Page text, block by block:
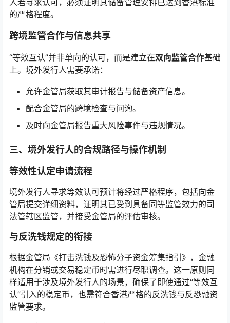
人若寻求认可，必须证明其储备管理安排已达到香港标准
的严格程度。
跨境监管合作与信息共享
“等效互认”并非单向的认可，而是建立在双向监管合作基础
上。境外发行人需要承诺：
允许金管局获取其审计报告与储备资产信息。
配合金管局的跨境检查与问询。
及时向金管局报告重大风险事件与违规情况。
三、境外发行人的合规路径与操作机制
等效性认定申请流程
境外发行人寻求等效认可预计将经过严格程序，包括向金
管局提交详细资料，证明其已受到具备同等监管效力的司
法管辖区监管，并接受金管局的评估审核。
与反洗钱规定的衔接
根据金管局《打击洗钱及恐怖分子资金筹集指引》，金融
机构在分销或交易稳定币时需进行尽职调查。这一原则同
样适用于涉及境外发行人的场景，确保了即使通过“等效互
认”引入的稳定币，也需符合香港严格的反洗钱与反恐融资
监管要求。